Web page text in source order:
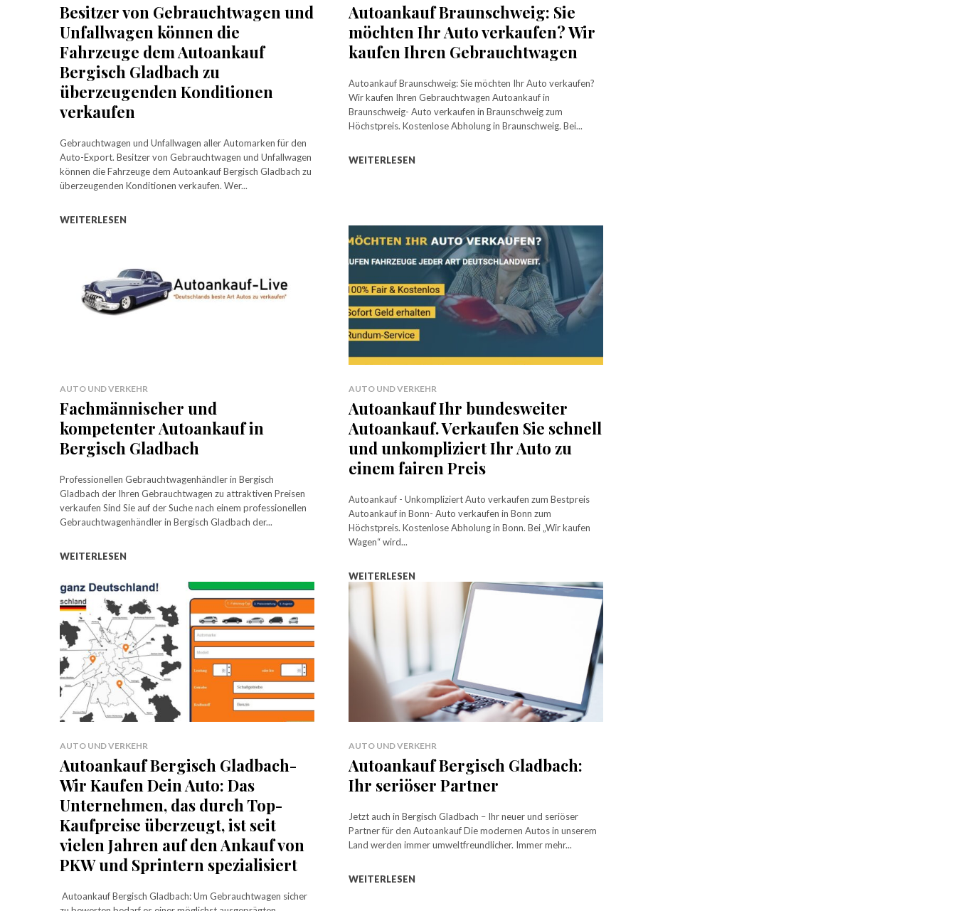
Besitzer von Gebrauchtwagen und
Unfallwagen können die
Fahrzeuge dem Autoankauf
Bergisch Gladbach zu
überzeugenden Konditionen
verkaufen
Gebrauchtwagen und Unfallwagen aller Automarken für den
Auto-Export. Besitzer von Gebrauchtwagen und Unfallwagen
können die Fahrzeuge dem Autoankauf Bergisch Gladbach zu
überzeugenden Konditionen verkaufen. Wer...
WEITERLESEN
Autoankauf Braunschweig: Sie
möchten Ihr Auto verkaufen? Wir
kaufen Ihren Gebrauchtwagen
Autoankauf Braunschweig: Sie möchten Ihr Auto verkaufen?
Wir kaufen Ihren Gebrauchtwagen Autoankauf in
Braunschweig- Auto verkaufen in Braunschweig zum
Höchstpreis. Kostenlose Abholung in Braunschweig. Bei...
WEITERLESEN
AUTO UND VERKEHR
Fachmännischer und
kompetenter Autoankauf in
Bergisch Gladbach
Professionellen Gebrauchtwagenhändler in Bergisch
Gladbach der Ihren Gebrauchtwagen zu attraktiven Preisen
verkaufen Sind Sie auf der Suche nach einem professionellen
Gebrauchtwagenhändler in Bergisch Gladbach der...
WEITERLESEN
AUTO UND VERKEHR
Autoankauf Ihr bundesweiter
Autoankauf. Verkaufen Sie schnell
und unkompliziert Ihr Auto zu
einem fairen Preis
Autoankauf - Unkompliziert Auto verkaufen zum Bestpreis
Autoankauf in Bonn- Auto verkaufen in Bonn zum
Höchstpreis. Kostenlose Abholung in Bonn. Bei „Wir kaufen
Wagen“ wird...
WEITERLESEN
AUTO UND VERKEHR
Autoankauf Bergisch Gladbach-
Wir Kaufen Dein Auto: Das
Unternehmen, das durch Top-
Kaufpreise überzeugt, ist seit
vielen Jahren auf den Ankauf von
PKW und Sprintern spezialisiert
Autoankauf Bergisch Gladbach: Um Gebrauchtwagen sicher
AUTO UND VERKEHR
Autoankauf Bergisch Gladbach:
Ihr seriöser Partner
Jetzt auch in Bergisch Gladbach – Ihr neuer und seriöser
Partner für den Autoankauf Die modernen Autos in unserem
Land werden immer umweltfreundlicher. Immer mehr...
WEITERLESEN